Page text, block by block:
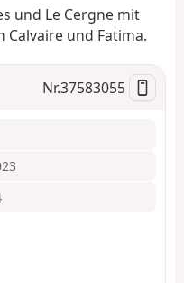
o
und Le Cergne mit
Calvaire und Fatima.
Nr.37583055